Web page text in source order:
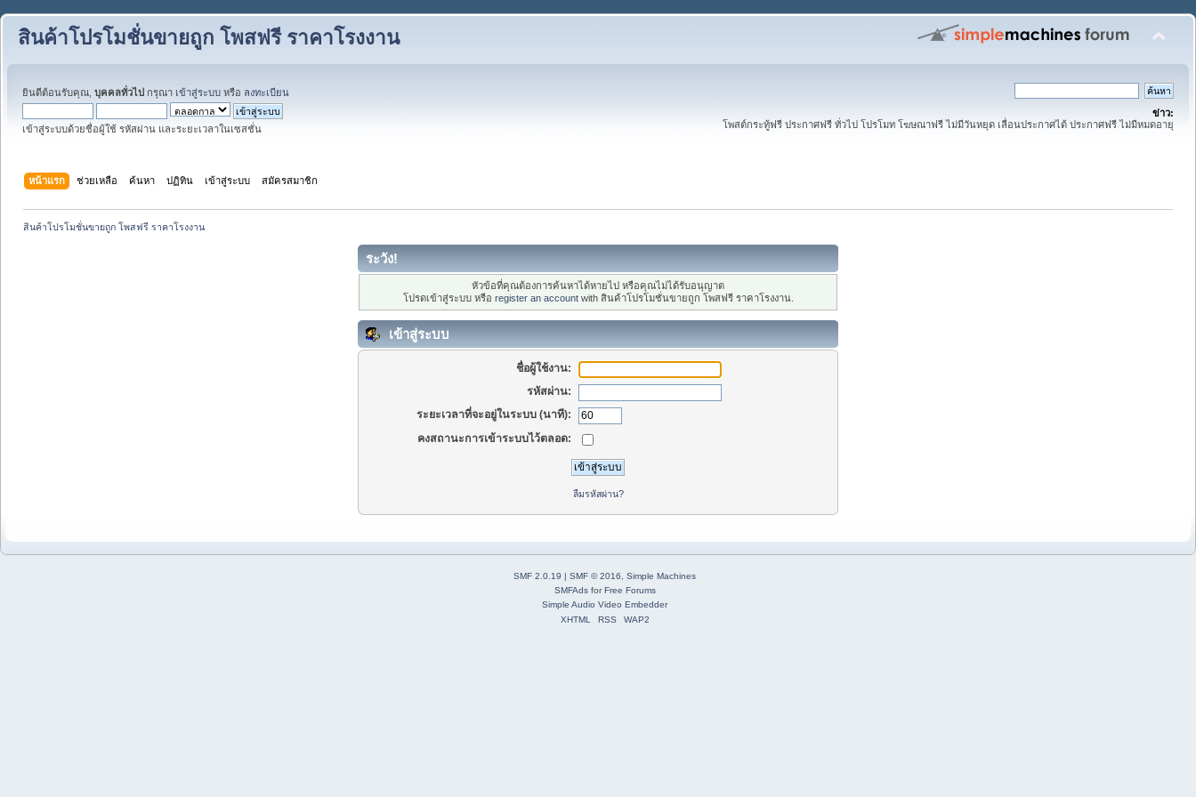
สินค้าโปรโมชั่นขายถูก โพสฟรี ราคาโรงงาน
ยินดีต้อนรับคุณ, บุคคลทั่วไป กรุณา เข้าสู่ระบบ หรือ ลงทะเบียน
เข้าสู่ระบบด้วยชื่อผู้ใช้ รหัสผ่าน และระยะเวลาในเซสชั่น
ข่าว:
โพสต์กระทู้ฟรี ประกาศฟรี ทั่วไป โปรโมท โฆษณาฟรี ไม่มีวันหยุด เลื่อนประกาศได้ ประกาศฟรี ไม่มีหมดอายุ
หน้าแรก ช่วยเหลือ ค้นหา ปฏิทิน เข้าสู่ระบบ สมัครสมาชิก
สินค้าโปรโมชั่นขายถูก โพสฟรี ราคาโรงงาน
ระวัง!
หัวข้อที่คุณต้องการค้นหาได้หายไป หรือคุณไม่ได้รับอนุญาต
โปรดเข้าสู่ระบบ หรือ register an accountwith สินค้าโปรโมชั่นขายถูก โพสฟรี ราคาโรงงาน.
เข้าสู่ระบบ
ชื่อผู้ใช้งาน:
รหัสผ่าน:
ระยะเวลาที่จะอยู่ในระบบ (นาที):
คงสถานะการเข้าระบบไว้ตลอด:
ลืมรหัสผ่าน?
SMF 2.0.19 | SMF © 2016
Simple Machines
SMFAdsforFree Forums
Simple Audio Video Embedder
XHTML
RSS WAP2